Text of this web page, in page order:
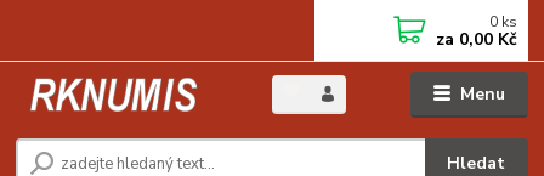
Menu
Hledat
0 ks
za 0,00 Kč